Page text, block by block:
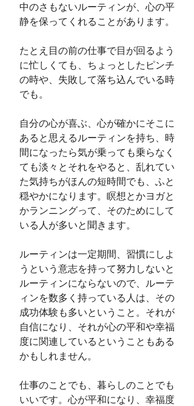
中のさもないルーティンが、心の平
静を保ってくれることがあります。
たとえ目の前の仕事で目が回るよう
に忙しくても、ちょっとしたピンチ
の時や、失敗して落ち込んでいる時
でも。
自分の心が喜ぶ、心が確かにそこに
あると思えるルーティンを持ち、時
間になったら気が乗っても乗らなく
ても淡々とそれをやると、乱れてい
た気持ちがほんの短時間でも、ふと
穏やかになります。瞑想とかヨガと
かランニングって、そのためにして
いる人が多いと聞きます。
ルーティンは一定期間、習慣にしよ
うという意志を持って努力しないと
ルーティンにならないので、ルーテ
ィンを数多く持っている人は、その
成功体験も多いということ。それが
自信になり、それが心の平和や幸福
度に関連しているということもある
かもしれません。
仕事のことでも、暮らしのことでも
いいです。心が平和になり、幸福度